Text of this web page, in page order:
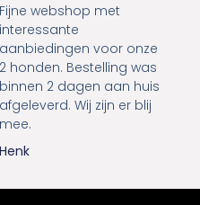
Fijne webshop met
interessante
aanbiedingen voor onze
2 honden. Bestelling was
binnen 2 dagen aan huis
afgeleverd. Wij zijn er blij
mee.
Henk